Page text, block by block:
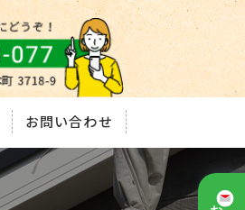
お問い合わせ